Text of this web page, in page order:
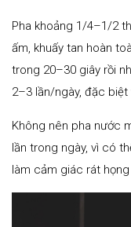
Pha khoảng 1/4–1/2
ấm, khuấy tan hoàn
trong 20–30 giây rồi
2–3 lần/ngày, đặc
Không nên pha nước
lần trong ngày, vì có
làm cảm giác rát